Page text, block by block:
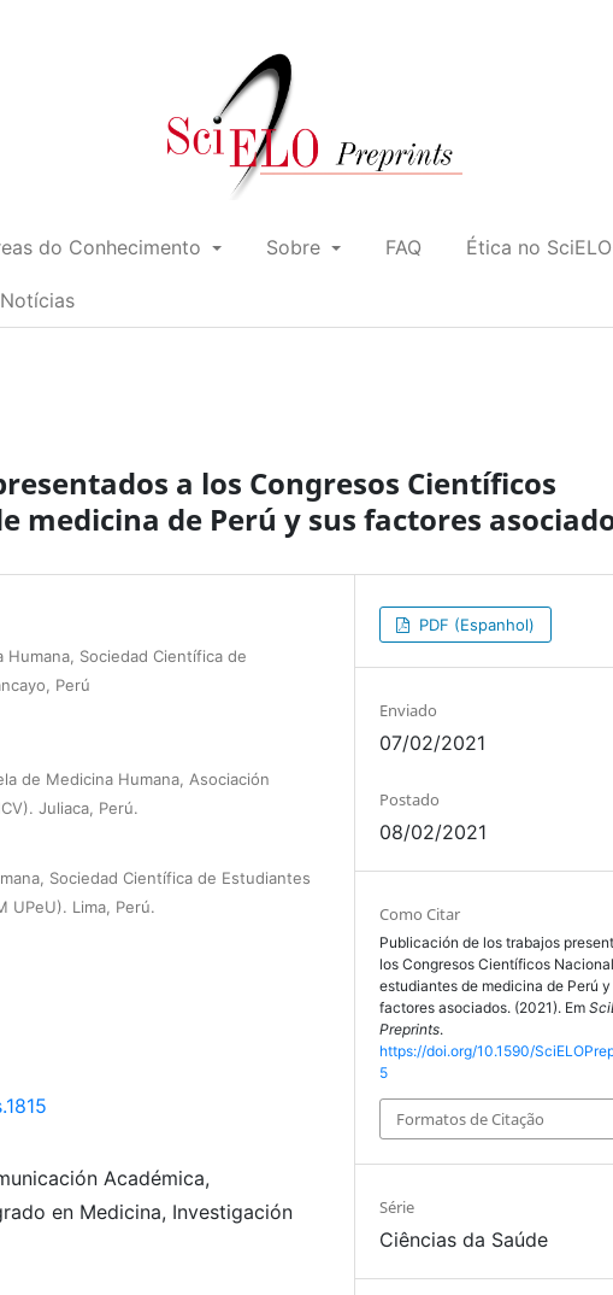
do Conhecimento Sobre FAQ Ética no
Notícias
a los Congresos Científicos
medicina de Perú y sus factores
Sociedad Científica de
Perú
de Medicina Humana, Asociación
Juliaca, Perú.
Sociedad Científica de Estudiantes
UPeU). Lima, Perú.
Académica,
en Medicina, Investigación
PDF (Espanhol)
Enviado
07/02/2021
Postado
08/02/2021
Como Citar
Publicación de los trabajos
los Congresos Científicos
estudiantes de medicina de Perú y
factores asociados. (2021). Em
Preprints.
https://doi.org/10.1590/
5
Formatos de Citação
Série
Ciências da Saúde